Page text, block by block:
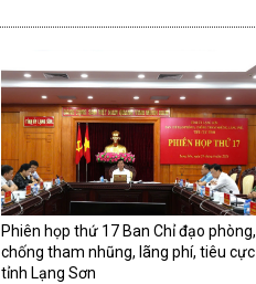
Phiên họp thứ 17 Ban Chỉ đạo phòng,
chống tham nhũng, lãng phí, tiêu cực
tỉnh Lạng Sơn